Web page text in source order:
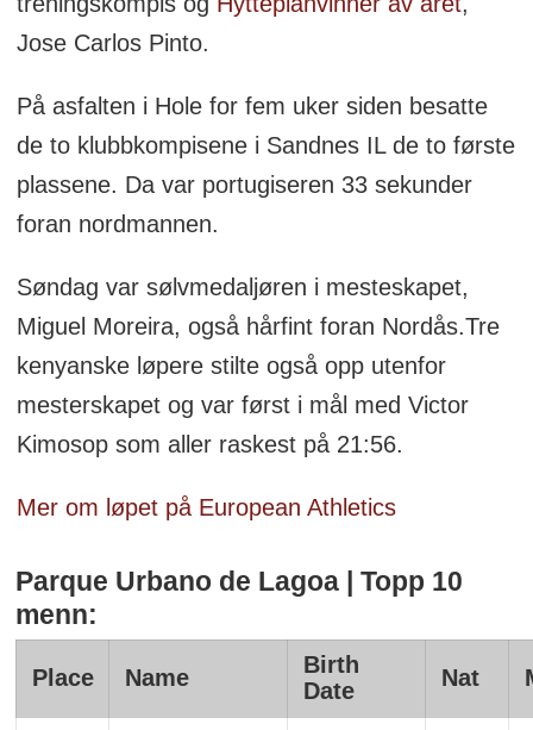
Jose Carlos Pinto.
På asfalten i Hole for fem uker siden besatte
de to klubbkompisene i Sandnes IL de to første
plassene. Da var portugiseren 33 sekunder
foran nordmannen.
Søndag var sølvmedaljøren i mesteskapet,
Miguel Moreira, også hårfint foran Nordås.Tre
kenyanske løpere stilte også opp utenfor
mesterskapet og var først i mål med Victor
Kimosop som aller raskest på 21:56.
Mer om løpet på European Athletics
Parque Urbano de Lagoa | Topp 10
menn:
Place Name
Birth
Date
Nat